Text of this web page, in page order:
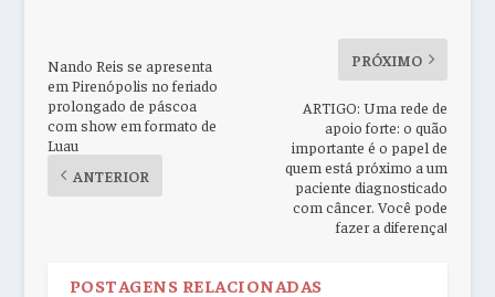
Nando Reis se apresenta
em Pirenópolis no feriado
prolongado de páscoa
com show em formato de
Luau
ANTERIOR
PRÓXIMO
ARTIGO: Uma rede de
apoio forte: o quão
importante é o papel de
quem está próximo a um
paciente diagnosticado
com câncer. Você pode
fazer a diferença!
POSTAGENS RELACIONADAS